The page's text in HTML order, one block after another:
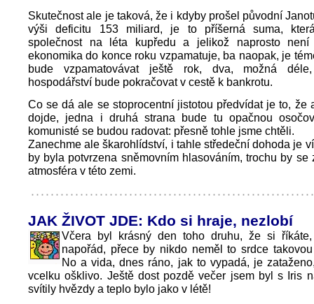
Skutečnost ale je taková, že i kdyby prošel původní
výši deficitu 153 miliard, je to příšerná suma,
společnost na léta kupředu a jelikož naprosto
ekonomika do konce roku vzpamatuje, ba naopak, je
bude vzpamatovávat ještě rok, dva, možná
hospodářství bude pokračovat v cestě k bankrotu.
Co se dá ale se stoprocentní jistotou předvídat je to, že
dojde, jedna i druhá strana bude tu opačnou
komunisté se budou radovat: přesně tohle jsme chtěli.
Zanechme ale škarohlídství, i tahle středeční dohoda je
by byla potvrzena sněmovním hlasováním, trochu by se
atmosféra v této zemi.
JAK ŽIVOT JDE: Kdo si hraje, nezlobí
Včera byl krásný den toho druhu, že si
napořád, přece by nikdo neměl to srdce
No a vida, dnes ráno, jak to vypadá, je
vcelku ošklivo. Ještě dost pozdě večer jsem byl s Iris
svítily hvězdy a teplo bylo jako v létě!